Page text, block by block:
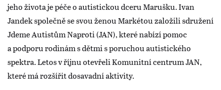
jeho života je péče o autistickou dceru Marušku. Ivan
Jandek společně se svou ženou Markétou založili sdružení
Jdeme Autistům Naproti (JAN), které nabízí pomoc
a podporu rodinám s dětmi s poruchou autistického
spektra. Letos v říjnu otevřeli Komunitní centrum JAN,
které má rozšířit dosavadní aktivity.